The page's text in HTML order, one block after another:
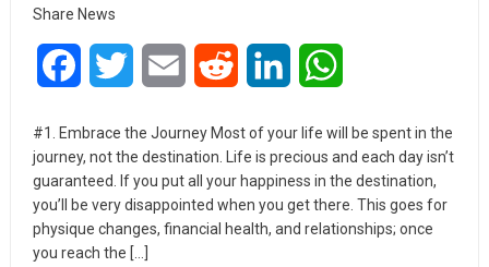
Share News
FacebookTwitter Email Reddit LinkedIn
#1. Embrace the Journey Most of your life will be spent in the
journey, not the destination. Life is precious and each day isn’t
guaranteed. If you put all your happiness in the destination,
you’ll be very disappointed when you get there. This goes for
physique changes, financial health, and relationships; once
you reach the […]